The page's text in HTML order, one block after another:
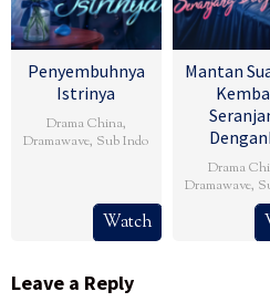
Penyembuhnya
Istrinya
Drama China,
Dramawave, Sub Indo
Watch
Mantan
Drama
Dramawave,
Leave a Reply